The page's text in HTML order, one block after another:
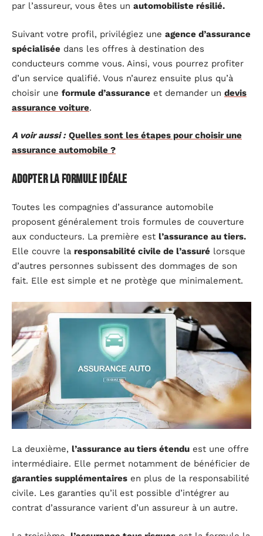
par l’assureur, vous êtes un automobiliste résilié.
Suivant votre profil, privilégiez une agence d’assurance
spécialisée dans les offres à destination des
conducteurs comme vous. Ainsi, vous pourrez profiter
d’un service qualifié. Vous n’aurez ensuite plus qu’à
choisir une formule d’assurance et demander un devis
assurance voiture.
A voir aussi : Quelles sont les étapes pour choisir une
assurance automobile ?
Adopter la formule idéale
Toutes les compagnies d’assurance automobile
proposent généralement trois formules de couverture
aux conducteurs. La première est l’assurance au tiers.
Elle couvre la responsabilité civile de l’assuré lorsque
d’autres personnes subissent des dommages de son
fait. Elle est simple et ne protège que minimalement.
La deuxième, l’assurance au tiers étendu est une offre
intermédiaire. Elle permet notamment de bénéficier de
garanties supplémentaires en plus de la responsabilité
civile. Les garanties qu’il est possible d’intégrer au
contrat d’assurance varient d’un assureur à un autre.